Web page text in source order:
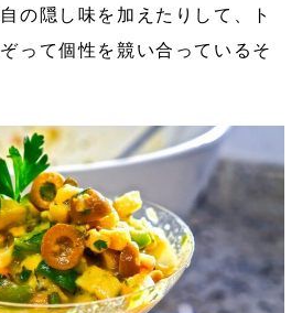
の隠し味を加えたりして、ト
って個性を競い合っているそ